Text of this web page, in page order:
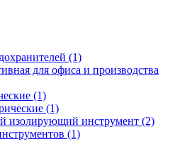
(1)
для офиса и производства
(1)
(1)
изолирующий инструмент (2)
(1)